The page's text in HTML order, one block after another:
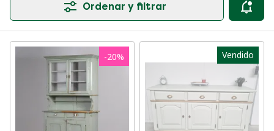
Ordenar y filtrar
-20% Vendido